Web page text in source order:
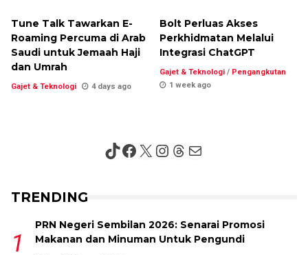
Tune Talk Tawarkan E-
Roaming Percuma di Arab
Saudi untuk Jemaah Haji
dan Umrah
Gajet & Teknologi 4 days ago
Bolt Perluas Akses
Perkhidmatan Melalui
Integrasi ChatGPT
Gajet & Teknologi / Pengangkutan
1 week ago
TikTok
Facebook
X Instagram
Threads
Mail
TRENDING
PRN Negeri Sembilan 2026: Senarai Promosi
Makanan dan Minuman Untuk Pengundi